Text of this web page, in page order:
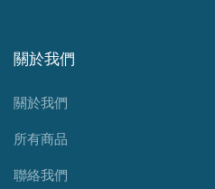
關於我們
關於我們
所有商品
聯絡我們